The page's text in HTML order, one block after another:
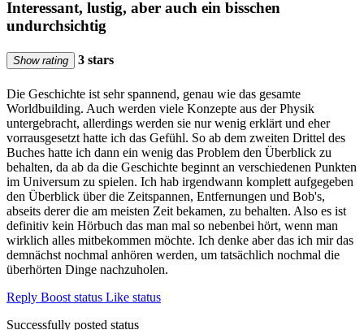
Interessant, lustig, aber auch ein bisschen
undurchsichtig
Show rating 3 stars
Die Geschichte ist sehr spannend, genau wie das gesamte
Worldbuilding. Auch werden viele Konzepte aus der Physik
untergebracht, allerdings werden sie nur wenig erklärt und eher
vorrausgesetzt hatte ich das Gefühl. So ab dem zweiten Drittel des
Buches hatte ich dann ein wenig das Problem den Überblick zu
behalten, da ab da die Geschichte beginnt an verschiedenen Punkten
im Universum zu spielen. Ich hab irgendwann komplett aufgegeben
den Überblick über die Zeitspannen, Entfernungen und Bob's,
abseits derer die am meisten Zeit bekamen, zu behalten. Also es ist
definitiv kein Hörbuch das man mal so nebenbei hört, wenn man
wirklich alles mitbekommen möchte. Ich denke aber das ich mir das
demnächst nochmal anhören werden, um tatsächlich nochmal die
überhörten Dinge nachzuholen.
Reply Boost status Like status
Successfully posted status